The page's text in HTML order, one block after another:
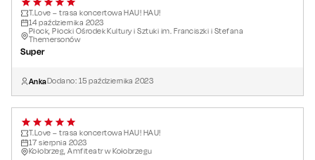
T.Love – trasa koncertowa HAU! HAU!
14października 2023
Płock, Płocki Ośrodek Kultury i Sztuki im. Franciszki i Stefana
Themersonów
Super
AnkaDodano: 15 października 2023
T.Love – trasa koncertowa HAU! HAU!
17 sierpnia 2023
Kołobrzeg, Amfiteatr w Kołobrzegu